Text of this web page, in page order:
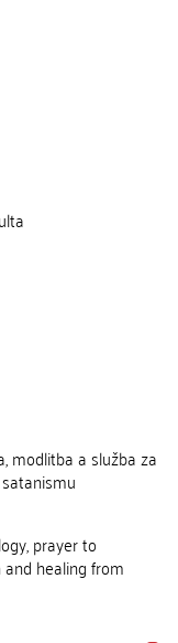
modlitba a služba za
prayer to
healing from